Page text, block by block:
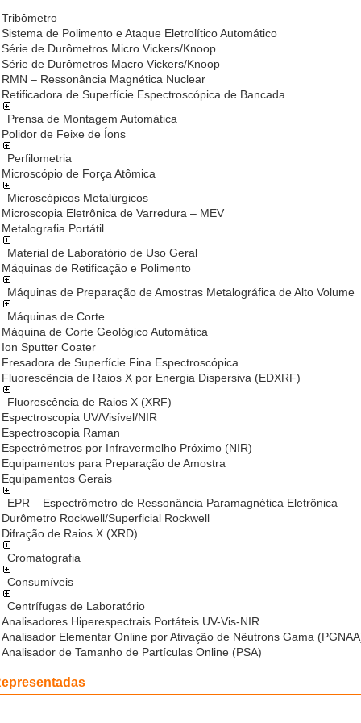
Tribômetro
Sistema de Polimento e Ataque Eletrolítico Automático
Série de Durômetros Micro Vickers/Knoop
Série de Durômetros Macro Vickers/Knoop
RMN – Ressonância Magnética Nuclear
Retificadora de Superfície Espectroscópica de Bancada
Prensa de Montagem Automática
Polidor de Feixe de Íons
Perfilometria
Microscópio de Força Atômica
Microscópicos Metalúrgicos
Microscopia Eletrônica de Varredura – MEV
Metalografia Portátil
Material de Laboratório de Uso Geral
Máquinas de Retificação e Polimento
Máquinas de Preparação de Amostras Metalográfica de Alto Volume
Máquinas de Corte
Máquina de Corte Geológico Automática
Ion Sputter Coater
Fresadora de Superfície Fina Espectroscópica
Fluorescência de Raios X por Energia Dispersiva (EDXRF)
Fluorescência de Raios X (XRF)
Espectroscopia UV/Visível/NIR
Espectroscopia Raman
Espectrômetros por Infravermelho Próximo (NIR)
Equipamentos para Preparação de Amostra
Equipamentos Gerais
EPR – Espectrômetro de Ressonância Paramagnética Eletrônica
Durômetro Rockwell/Superficial Rockwell
Difração de Raios X (XRD)
Cromatografia
Consumíveis
Centrífugas de Laboratório
Analisadores Hiperespectrais Portáteis UV-Vis-NIR
Analisador Elementar Online por Ativação de Nêutrons Gama
Analisador de Tamanho de Partículas Online (PSA)